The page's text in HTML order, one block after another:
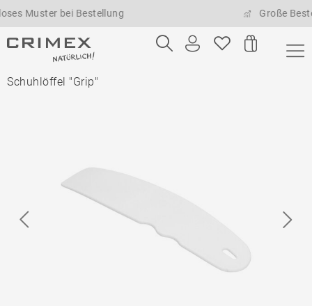
bei Bestellung Große
Schuhlöffel "Grip"